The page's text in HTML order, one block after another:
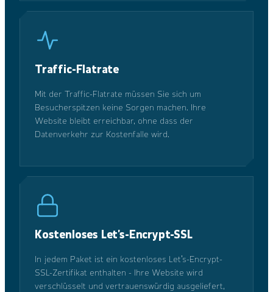
Traffic-Flatrate
Mit der Traffic-Flatrate müssen Sie sich um
Besucherspitzen keine Sorgen machen. Ihre
Website bleibt erreichbar, ohne dass der
Datenverkehr zur Kostenfalle wird.
Kostenloses Let's-Encrypt-SSL
In jedem Paket ist ein kostenloses Let's-Encrypt-
SSL-Zertifikat enthalten - Ihre Website wird
verschlüsselt und vertrauenswürdig ausgeliefert,